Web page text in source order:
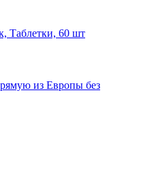
Таблетки, 60 шт
из Европы без